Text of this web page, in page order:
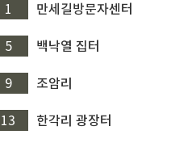
1 만세길방문자센터
5 백낙열 집터
9 조암리
13 한각리 광장터